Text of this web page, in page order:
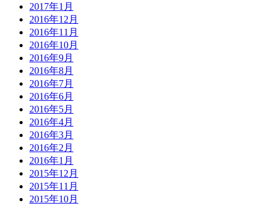
2017年1月
2016年12月
2016年11月
2016年10月
2016年9月
2016年8月
2016年7月
2016年6月
2016年5月
2016年4月
2016年3月
2016年2月
2016年1月
2015年12月
2015年11月
2015年10月